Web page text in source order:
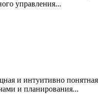
управления...
и интуитивно понятная
и планирования...